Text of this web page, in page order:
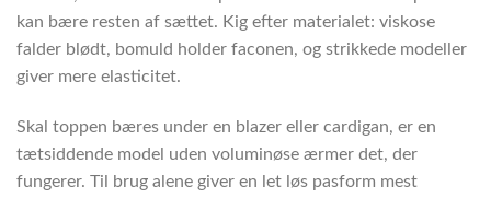
kan bære resten af sættet. Kig efter materialet: viskose
falder blødt, bomuld holder faconen, og strikkede modeller
giver mere elasticitet.
Skal toppen bæres under en blazer eller cardigan, er en
tætsiddende model uden voluminøse ærmer det, der
fungerer. Til brug alene giver en let løs pasform mest